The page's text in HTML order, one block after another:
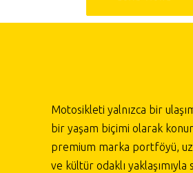
Motosikleti yalnızca bir
bir yaşam biçimi olarak
premium marka portföyü,
ve kültür odaklı